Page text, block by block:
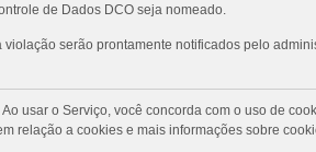
de Dados DCO seja nomeado.
serão prontamente notificados pelo
usar o Serviço, você concorda com o uso de
relação a cookies e mais informações sobre